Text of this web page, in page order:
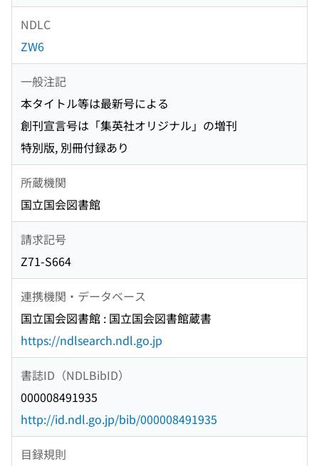
NDLC
ZW6
一般注記
本タイトル等は最新号による
創刊宣言号は「集英社オリジナル」の増刊
特別版, 別冊付録あり
所蔵機関
国立国会図書館
請求記号
Z71-S664
連携機関・データベース
国立国会図書館 : 国立国会図書館蔵書
https://ndlsearch.ndl.go.jp
書誌ID（NDLBibID）
000008491935
http://id.ndl.go.jp/bib/000008491935
目録規則